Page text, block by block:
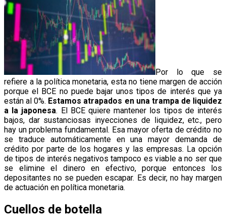
Por lo que se
refiere a la política monetaria, esta no tiene margen de acción
porque el BCE no puede bajar unos tipos de interés que ya
están al 0%. Estamos atrapados en una trampa de liquidez
a la japonesa. El BCE quiere mantener los tipos de interés
bajos, dar sustanciosas inyecciones de liquidez, etc., pero
hay un problema fundamental. Esa mayor oferta de crédito no
se traduce automáticamente en una mayor demanda de
crédito por parte de los hogares y las empresas. La opción
de tipos de interés negativos tampoco es viable a no ser que
se elimine el dinero en efectivo, porque entonces los
depositantes no se pueden escapar. Es decir, no hay margen
de actuación en política monetaria.
Cuellos de botella